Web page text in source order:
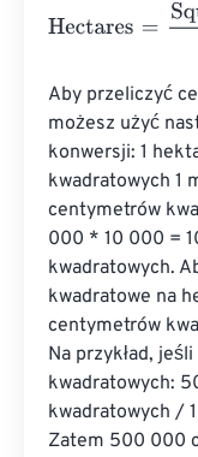
Hectares
Aby przeliczyć
możesz użyć
konwersji: 1
kwadratowych 1
centymetrów
000 * 10 000 =
kwadratowych.
kwadratowe na
centymetrów
Na przykład,
kwadratowych:
kwadratowych /
Zatem 500 000